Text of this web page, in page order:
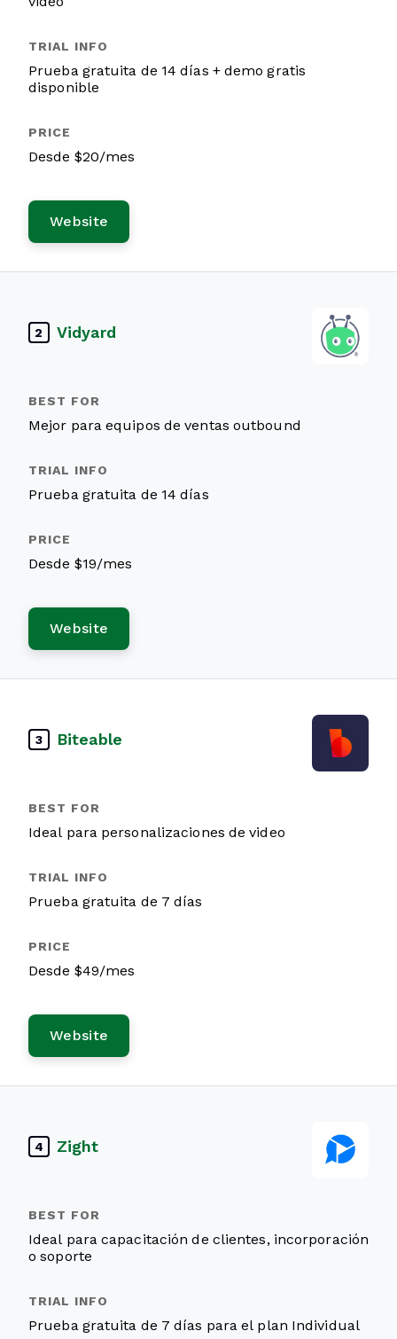
Prueba gratuita de 14 días + demo gratis
disponible
Desde $20/mes
Website
2 Vidyard
Mejor para equipos de ventas outbound
Prueba gratuita de 14 días
Desde $19/mes
Website
3 Biteable
Ideal para personalizaciones de video
Prueba gratuita de 7 días
Desde $49/mes
Website
4 Zight
Ideal para capacitación de clientes, incorporación
o soporte
Prueba gratuita de 7 días para el plan Individual